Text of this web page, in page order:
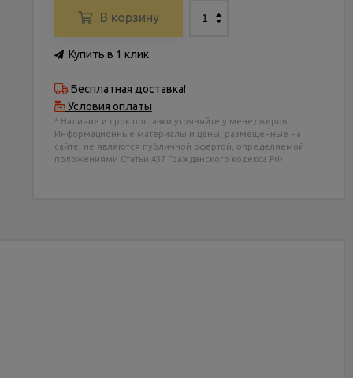
В корзину
Купить в 1 клик
Бесплатная доставка!
Условия оплаты
* Наличие и срок поставки уточняйте у менеджеров.
Информационные материалы и цены, размещенные на
сайте, не являются публичной офертой, определяемой
положениями Статьи 437 Гражданского кодекса РФ.